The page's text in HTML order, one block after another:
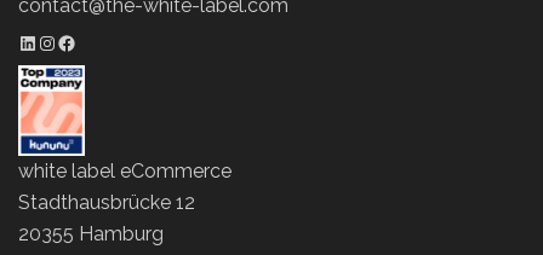
contact@the-white-label.com
LinkedIn Profil
Instagram Profil
Facebook Profil
white label eCommerce
Stadthausbrücke 12
20355 Hamburg